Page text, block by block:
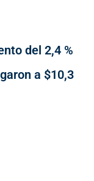
del 2,4 %
a $10,3